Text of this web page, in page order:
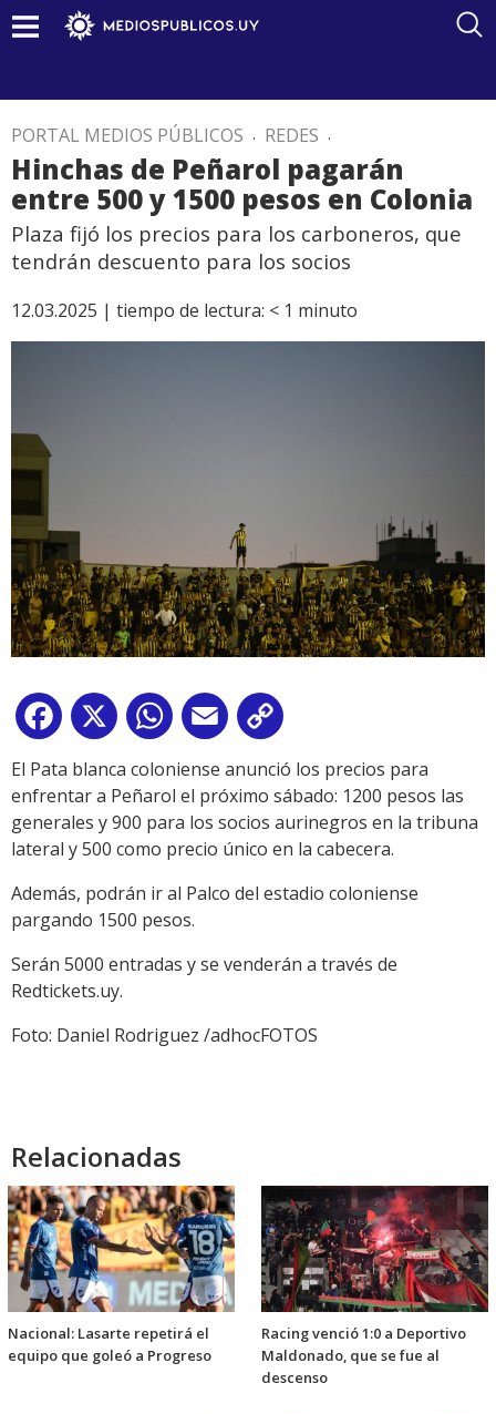
PORTAL MEDIOS PÚBLICOS . REDES .
Hinchas de Peñarol pagarán
entre 500 y 1500 pesos en Colonia
Plaza fijó los precios para los carboneros, que
tendrán descuento para los socios
12.03.2025 | tiempo de lectura: < 1 minuto
Facebook
X WhatsApp
Email
Link
El Pata blanca coloniense anunció los precios para
enfrentar a Peñarol el próximo sábado: 1200 pesos las
generales y 900 para los socios aurinegros en la tribuna
lateral y 500 como precio único en la cabecera.
Además, podrán ir al Palco del estadio coloniense
pargando 1500 pesos.
Serán 5000 entradas y se venderán a través de
Redtickets.uy.
Foto: Daniel Rodriguez /adhocFOTOS
Relacionadas
Nacional: Lasarte repetirá el
equipo que goleó a Progreso
Racing venció 1:0 a Deportivo
Maldonado, que se fue al
descenso